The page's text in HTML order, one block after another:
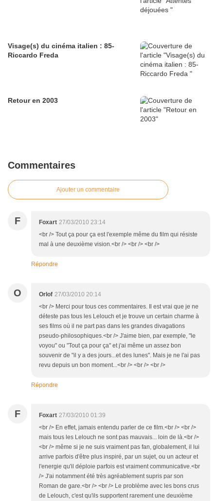
Visage(s) du cinéma italien : 85-
Riccardo Freda
Retour en 2003
Commentaires
Ajouter un commentaire
F Foxart 27/03/2010 23:14
<br /> Tout ça pour ça est l'exemple même du film qui résiste
mal à une deuxième vision.<br /> <br /> <br />
Répondre
O Orlof 27/03/2010 20:14
<br /> Merci pour tous ces commentaires. Il est vrai que je ne
déteste pas tous les Lelouch et je trouve un certain charme à
ses films où il ne part pas dans les grandes divagations
pseudo-philosophiques.<br /> J'aime bien, par exemple, "le
voyou" ou "Tout ça pour ça" et j'ai même un assez bon
souvenir de "il y a des jours...et des lunes". Mais je ne l'ai pas
revu depuis un bon moment...<br /> <br /> <br />
Répondre
F Foxart 27/03/2010 01:39
<br /> En effet, jamais entendu parler de ce film.<br /> <br />
mais tous les Lelouch ne sont pas mauvais... loin de là.<br />
<br /> même si je ne suis vraiment pas fan, globalement, il lui
arrive parfois d'être plus inspiré, par un sujet, ou un acteur et
l'energie qu'il déploie parfois est vraiment communicative.<br
/> J'ai notamment été très agréablement supris par son
Roman de gare.<br /> <br /> Le problème avec les bons crus
de Lelouch, c'est qu'ils supportent rarement une deuxième